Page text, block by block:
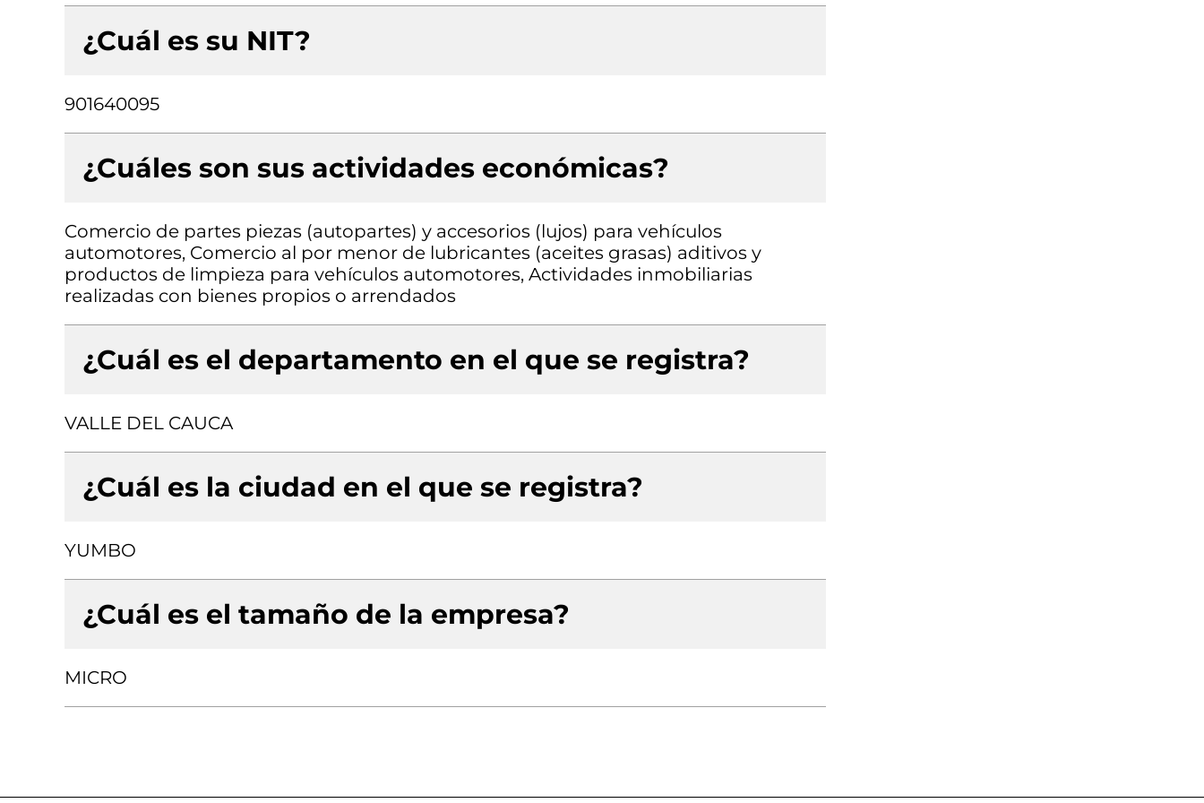
¿Cuál es su NIT?
901640095
¿Cuáles son sus actividades económicas?
Comercio de partes piezas (autopartes) y accesorios (lujos) para vehículos
automotores, Comercio al por menor de lubricantes (aceites grasas) aditivos y
productos de limpieza para vehículos automotores, Actividades inmobiliarias
realizadas con bienes propios o arrendados
¿Cuál es el departamento en el que se registra?
VALLE DEL CAUCA
¿Cuál es la ciudad en el que se registra?
YUMBO
¿Cuál es el tamaño de la empresa?
MICRO